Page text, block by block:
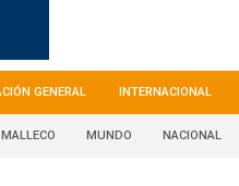
GENERAL INTERNACIONAL
MALLECO MUNDO NACIONAL